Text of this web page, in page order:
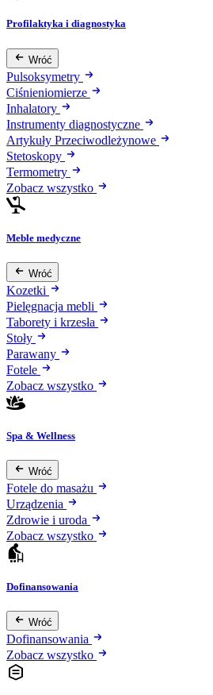
Profilaktyka i diagnostyka
Wróć
Pulsoksymetry
Ciśnieniomierze
Inhalatory
Instrumenty diagnostyczne
Artykuły Przeciwodleżynowe
Stetoskopy
Termometry
Zobacz wszystko
Meble medyczne
Wróć
Kozetki
Pielęgnacja mebli
Taborety i krzesła
Stoły
Parawany
Fotele
Zobacz wszystko
Spa & Wellness
Wróć
Fotele do masażu
Urządzenia
Zdrowie i uroda
Zobacz wszystko
Dofinansowania
Wróć
Dofinansowania
Zobacz wszystko